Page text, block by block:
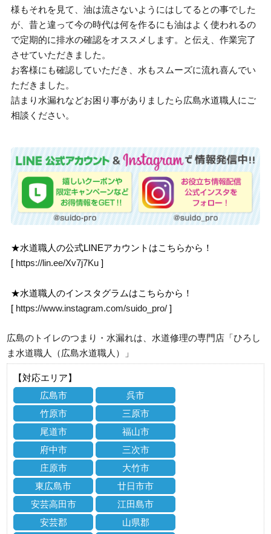
様もそれを見て、油は流さないようにはしてるとの事でした
が、昔と違って今の時代は何を作るにも油はよく使われるの
で定期的に排水の確認をオススメします。と伝え、作業完了
させていただきました。
お客様にも確認していただき、水もスムーズに流れ喜んでい
ただきました。
詰まり水漏れなどお困り事がありましたら広島水道職人にご
相談ください。
★水道職人の公式LINEアカウントはこちらから！
[ https://lin.ee/Xv7j7Ku ]
★水道職人のインスタグラムはこちらから！
[ https://www.instagram.com/suido_pro/ ]
広島のトイレのつまり・水漏れは、水道修理の専門店「ひろし
ま水道職人（広島水道職人）」
【対応エリア】
広島市
呉市
竹原市
三原市
尾道市
福山市
府中市
三次市
庄原市
大竹市
東広島市
廿日市市
安芸高田市
江田島市
安芸郡
山県郡